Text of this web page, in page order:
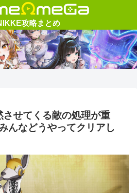
させてくる敵の処理が重
んなどうやってクリアし